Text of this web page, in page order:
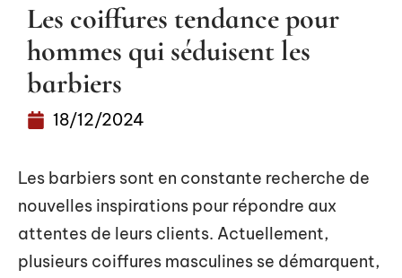
Les coiffures tendance pour
hommes qui séduisent les
barbiers
18/12/2024
Les barbiers sont en constante recherche de
nouvelles inspirations pour répondre aux
attentes de leurs clients. Actuellement,
plusieurs coiffures masculines se démarquent,